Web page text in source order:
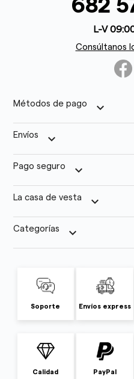
682
L-V
Consúltanos
Métodos de pago keyboard_arrow_down
Envíos keyboard_arrow_down
Pago seguro keyboard_arrow_down
La casa de vesta keyboard_arrow_down
Categorías keyboard_arrow_down
Soporte Envíos express
Calidad PayPal